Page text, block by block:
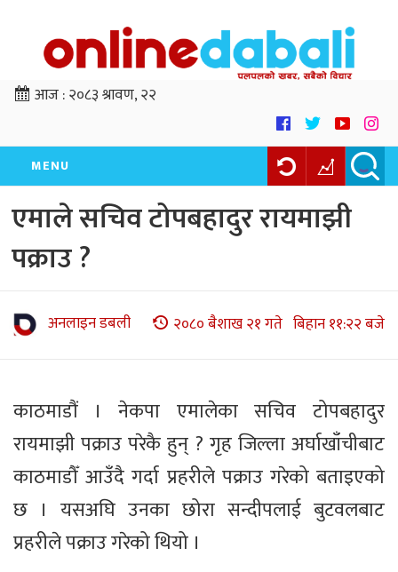
आज :२०८३ श्रावण, २२
MENU
एमाले सचिव टोपबहादुर रायमाझी
पक्राउ ?
अनलाइन डबली २०८० बैशाख २१ गते बिहान ११:२२ बजे
काठमाडौं । नेकपा एमालेका सचिव टोपबहादुर
रायमाझी पक्राउ परेकै हुन् ? गृह जिल्ला अर्घाखाँचीबाट
काठमाडौँ आउँदै गर्दा प्रहरीले पक्राउ गरेको बताइएको
छ । यसअघि उनका छोरा सन्दीपलाई बुटवलबाट
प्रहरीले पक्राउ गरेको थियो ।